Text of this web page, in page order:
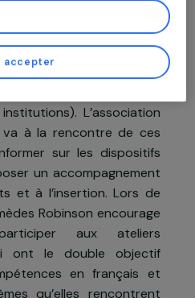
et les
les femmes et les
pas toujours accès
pour les
notamment pour
Roms, problématiques
effectuer les
institutions).
va à la rencontre de
informer sur les
un
«Tout accepter», paramètrer vos choix ou
refus, en cliquant sur les boutons de cette
nécessaires. Vous pouvez changer
à tout moment en revenant sur notre site.
Politique de Gestion